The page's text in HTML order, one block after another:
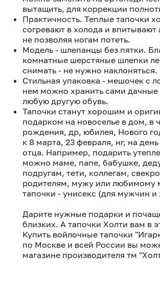
вытащить, для коррекции
Практичность. Теплые тапочки
согревают в холода и
не позволяя ногам потеть.
Модель - шлепанцы без пятки.
комнатные шерстяные шлепки
снимать - не нужно наклоняться.
Стильная упаковка - мешочек с
нем можно хранить сами дачные
любую другую обувь.
Тапочки станут хорошим и
подарком на новоселье в дом, в
рождения, др, юбилея, Нового
к 8 марта, 23 февраля, нг, на
отца. Например, подарить
можно маме, папе, бабушке,
подругам, тети, коллегам,
родителям, мужу или любимому
тапочки - унисекс (для мужчин
Дарите нужные подарки и
близких. А тапочки Холти вам в
Купить войлочные тапочки
по Москве и всей России вы
магазине производителя тм